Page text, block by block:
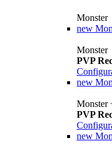
Monster
new
Monster
PVP
new
Monster
PVP
new